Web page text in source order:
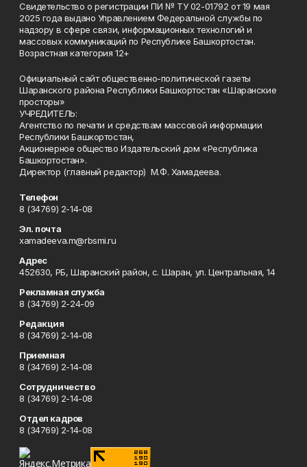
Свидетельство о регистрации ПИ № ТУ 02-01792 от 19 мая
2025 года выдано Управлением Федеральной службы по
надзору в сфере связи, информационных технологий и
массовых коммуникаций по Республике Башкортостан.
Возрастная категория 12+
Официальный сайт общественно-политической газеты
Шаранского района Республики Башкортостан «Шаранские
просторы»
УЧРЕДИТЕЛЬ:
Агентство по печати и средствам массовой информации
Республики Башкортостан,
Акционерное общество Издательский дом «Республика
Башкортостан».
Директор (главный редактор) М.Ф. Хамадеева.
Телефон
8 (34769) 2-14-08
Эл. почта
xamadeeva.m@rbsmi.ru
Адрес
452630, РБ, Шаранский район, с. Шаран, ул. Центральная, 14
Рекламная служба
8 (34769) 2-24-09
Редакция
8 (34769) 2-14-08
Приемная
8 (34769) 2-14-08
Сотрудничество
8 (34769) 2-14-08
Отдел кадров
8 (34769) 2-14-08